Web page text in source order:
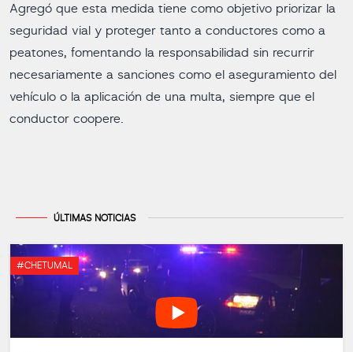
Agregó que esta medida tiene como objetivo priorizar la
seguridad vial y proteger tanto a conductores como a
peatones, fomentando la responsabilidad sin recurrir
necesariamente a sanciones como el aseguramiento del
vehículo o la aplicación de una multa, siempre que el
conductor coopere.
ÚLTIMAS NOTICIAS
#CHETUMAL